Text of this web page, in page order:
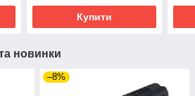
Купити
новинки
–8%